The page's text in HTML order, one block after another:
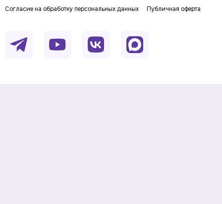
Согласие на обработку персональных данных
Публичная оферта